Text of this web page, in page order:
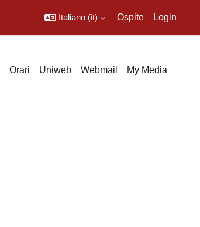
Italiano ‎(it)‎ Ospite Login
Orari Uniweb Webmail My Media